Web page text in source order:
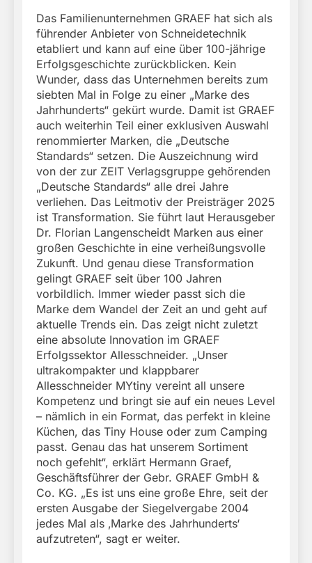
Das Familienunternehmen GRAEF hat sich als
führender Anbieter von Schneidetechnik
etabliert und kann auf eine über 100-jährige
Erfolgsgeschichte zurückblicken. Kein
Wunder, dass das Unternehmen bereits zum
siebten Mal in Folge zu einer „Marke des
Jahrhunderts“ gekürt wurde. Damit ist GRAEF
auch weiterhin Teil einer exklusiven Auswahl
renommierter Marken, die „Deutsche
Standards“ setzen. Die Auszeichnung wird
von der zur ZEIT Verlagsgruppe gehörenden
„Deutsche Standards“ alle drei Jahre
verliehen. Das Leitmotiv der Preisträger 2025
ist Transformation. Sie führt laut Herausgeber
Dr. Florian Langenscheidt Marken aus einer
großen Geschichte in eine verheißungsvolle
Zukunft. Und genau diese Transformation
gelingt GRAEF seit über 100 Jahren
vorbildlich. Immer wieder passt sich die
Marke dem Wandel der Zeit an und geht auf
aktuelle Trends ein. Das zeigt nicht zuletzt
eine absolute Innovation im GRAEF
Erfolgssektor Allesschneider. „Unser
ultrakompakter und klappbarer
Allesschneider MYtiny vereint all unsere
Kompetenz und bringt sie auf ein neues Level
– nämlich in ein Format, das perfekt in kleine
Küchen, das Tiny House oder zum Camping
passt. Genau das hat unserem Sortiment
noch gefehlt“, erklärt Hermann Graef,
Geschäftsführer der Gebr. GRAEF GmbH &
Co. KG. „Es ist uns eine große Ehre, seit der
ersten Ausgabe der Siegelvergabe 2004
jedes Mal als ‚Marke des Jahrhunderts‘
aufzutreten“, sagt er weiter.